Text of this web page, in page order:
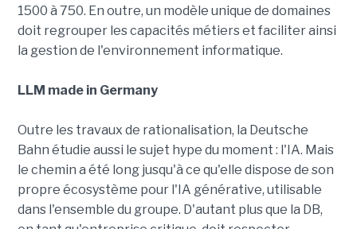
1500 à 750. En outre, un modèle unique de domaines
doit regrouper les capacités métiers et faciliter ainsi
la gestion de l'environnement informatique.
LLM made in Germany
Outre les travaux de rationalisation, la Deutsche
Bahn étudie aussi le sujet hype du moment : l'IA. Mais
le chemin a été long jusqu'à ce qu'elle dispose de son
propre écosystème pour l'IA générative, utilisable
dans l'ensemble du groupe. D'autant plus que la DB,